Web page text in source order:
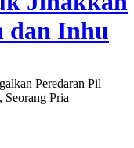
dan Inhu